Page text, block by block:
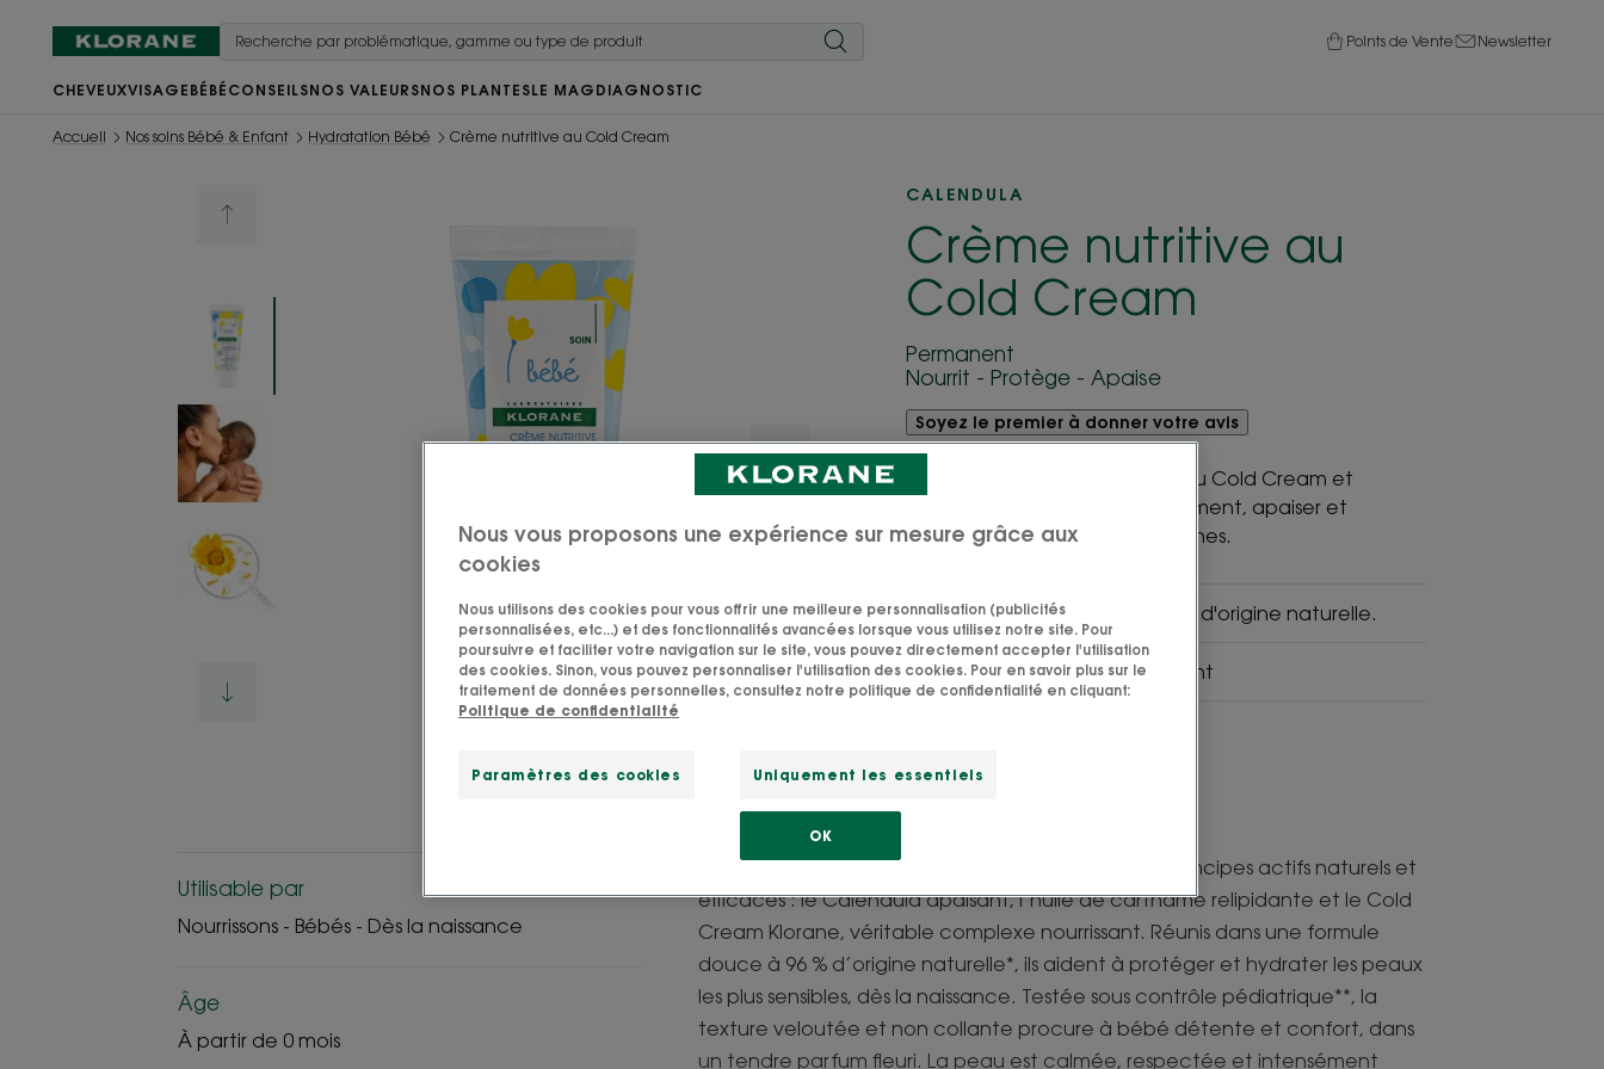
Points de Vente Newsletter
CHEVEUXVISAGE BÉBÉ CONSEILSNOS VALEURSNOS PLANTESLE MAG DIAGNOSTIC
Accueil Nos soins Bébé & Enfant Hydratation Bébé Crème nutritive au Cold Cream
CALENDULA
Crème nutritive au
Cold Cream
Permanent
Nourrit - Protège - Apaise
Soyez le premier à donner votre avis
Une crème bébé onctueuse au Cold Cream et
Calendula pour nourrir intensément, apaiser et
protéger les peaux les plus sèches.
Formule naturelle. Cold Cream d'origine naturelle.
Nourrissant, protecteur, apaisant
Utilisable par
Nourrissons - Bébés - Dès la naissance
Âge
À partir de 0 mois
La Crème nutritive pour bébé tire ses bienfaits de principes actifs naturels et
efficaces : le Calendula apaisant, l’huile de carthame relipidante et le Cold
Cream Klorane, véritable complexe nourrissant. Réunis dans une formule
douce à 96 % d’origine naturelle*, ils aident à protéger et hydrater les peaux
les plus sensibles, dès la naissance. Testée sous contrôle pédiatrique**, la
texture veloutée et non collante procure à bébé détente et confort, dans
un tendre parfum fleuri. La peau est calmée, respectée et intensément
Nous vous proposons une expérience sur mesure grâce aux
cookies
Nous utilisons des cookies pour vous offrir une meilleure personnalisation (publicités
personnalisées, etc...) et des fonctionnalités avancées lorsque vous utilisez notre site. Pour
poursuivre et faciliter votre navigation sur le site, vous pouvez directement accepter l'utilisation
des cookies. Sinon, vous pouvez personnaliser l'utilisation des cookies. Pour en savoir plus sur le
traitement de données personnelles, consultez notre politique de confidentialité en cliquant:
Politique de confidentialité
Paramètres des cookies Uniquement les essentiels
OK